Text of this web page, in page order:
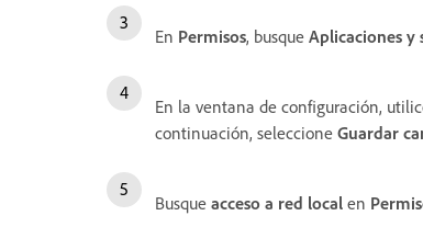
En Permisos, busque Aplicaciones y
En la ventana de configuración,
continuación, seleccione Guardar
Busque acceso a red local en